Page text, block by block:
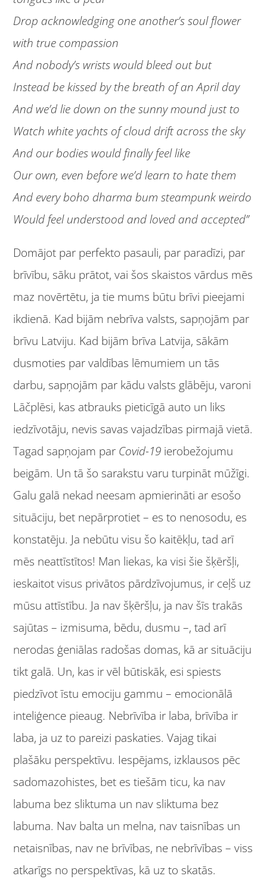
Drop acknowledging one another’s soul flower
with true compassion
And nobody’s wrists would bleed out but
Instead be kissed by the breath of an April day
And we’d lie down on the sunny mound just to
Watch white yachts of cloud drift across the sky
And our bodies would finally feel like
Our own, even before we’d learn to hate them
And every boho dharma bum steampunk weirdo
Would feel understood and loved and accepted”
Domājot par perfekto pasauli, par paradīzi, par
brīvību, sāku prātot, vai šos skaistos vārdus mēs
maz novērtētu, ja tie mums būtu brīvi pieejami
ikdienā. Kad bijām nebrīva valsts, sapņojām par
brīvu Latviju. Kad bijām brīva Latvija, sākām
dusmoties par valdības lēmumiem un tās
darbu, sapņojām par kādu valsts glābēju, varoni
Lāčplēsi, kas atbrauks pieticīgā auto un liks
iedzīvotāju, nevis savas vajadzības pirmajā vietā.
Tagad sapņojam par Covid-19 ierobežojumu
beigām. Un tā šo sarakstu varu turpināt mūžīgi.
Galu galā nekad neesam apmierināti ar esošo
situāciju, bet nepārprotiet – es to nenosodu, es
konstatēju. Ja nebūtu visu šo kaitēkļu, tad arī
mēs neattīstītos! Man liekas, ka visi šie šķēršļi,
ieskaitot visus privātos pārdzīvojumus, ir ceļš uz
mūsu attīstību. Ja nav šķēršļu, ja nav šīs trakās
sajūtas – izmisuma, bēdu, dusmu –, tad arī
nerodas ģeniālas radošas domas, kā ar situāciju
tikt galā. Un, kas ir vēl būtiskāk, esi spiests
piedzīvot īstu emociju gammu – emocionālā
inteliģence pieaug. Nebrīvība ir laba, brīvība ir
laba, ja uz to pareizi paskaties. Vajag tikai
plašāku perspektīvu. Iespējams, izklausos pēc
sadomazohistes, bet es tiešām ticu, ka nav
labuma bez sliktuma un nav sliktuma bez
labuma. Nav balta un melna, nav taisnības un
netaisnības, nav ne brīvības, ne nebrīvības – viss
atkarīgs no perspektīvas, kā uz to skatās.